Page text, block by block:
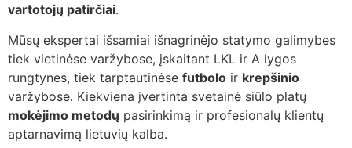
vartotojų patirčiai.
Mūsų ekspertai išsamiai išnagrinėjo statymo galimybes
tiek vietinėse varžybose, įskaitant LKL ir A lygos
rungtynes, tiek tarptautinėse futbolo ir krepšinio
varžybose. Kiekviena įvertinta svetainė siūlo platų
mokėjimo metodų pasirinkimą ir profesionalų klientų
aptarnavimą lietuvių kalba.